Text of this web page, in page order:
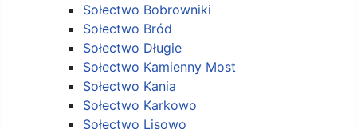
Sołectwo Bobrowniki
Sołectwo Bród
Sołectwo Długie
Sołectwo Kamienny Most
Sołectwo Kania
Sołectwo Karkowo
Sołectwo Lisowo